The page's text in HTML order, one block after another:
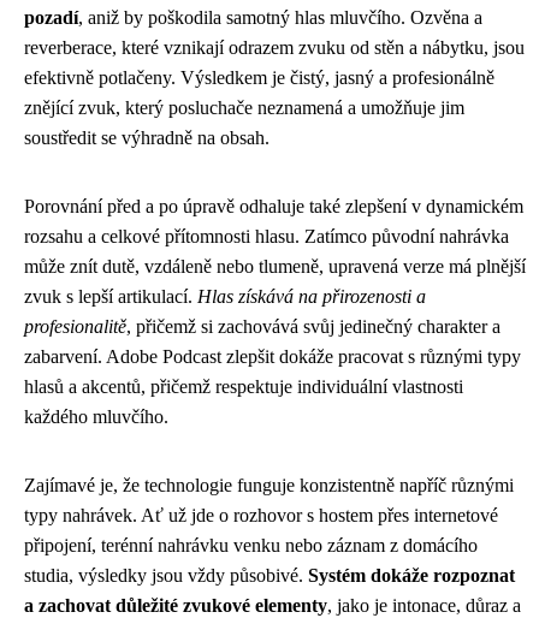
pozadí, aniž by poškodila samotný hlas mluvčího. Ozvěna a
reverberace, které vznikají odrazem zvuku od stěn a nábytku, jsou
efektivně potlačeny. Výsledkem je čistý, jasný a profesionálně
znějící zvuk, který posluchače neznamená a umožňuje jim
soustředit se výhradně na obsah.
Porovnání před a po úpravě odhaluje také zlepšení v dynamickém
rozsahu a celkové přítomnosti hlasu. Zatímco původní nahrávka
může znít dutě, vzdáleně nebo tlumeně, upravená verze má plnější
zvuk s lepší artikulací. Hlas získává na přirozenosti a
profesionalitě, přičemž si zachovává svůj jedinečný charakter a
zabarvení. Adobe Podcast zlepšit dokáže pracovat s různými typy
hlasů a akcentů, přičemž respektuje individuální vlastnosti
každého mluvčího.
Zajímavé je, že technologie funguje konzistentně napříč různými
typy nahrávek. Ať už jde o rozhovor s hostem přes internetové
připojení, terénní nahrávku venku nebo záznam z domácího
studia, výsledky jsou vždy působivé. Systém dokáže rozpoznat
a zachovat důležité zvukové elementy, jako je intonace, důraz a